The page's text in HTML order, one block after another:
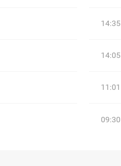
14:35
14:05
11:01
09:30